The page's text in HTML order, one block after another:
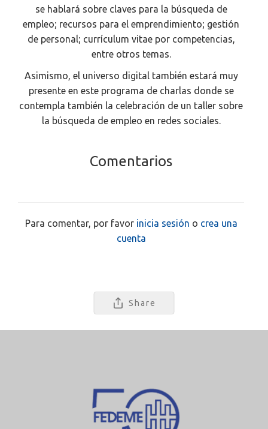
se hablará sobre claves para la búsqueda de
empleo; recursos para el emprendimiento; gestión
de personal; currículum vitae por competencias,
entre otros temas.
Asimismo, el universo digital también estará muy
presente en este programa de charlas donde se
contempla también la celebración de un taller sobre
la búsqueda de empleo en redes sociales.
Comentarios
Para comentar, por favor inicia sesión o crea una
cuenta
Share